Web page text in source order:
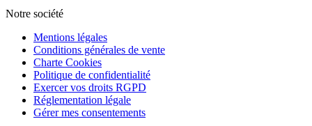
Notre société
Mentions légales
Conditions générales de vente
Charte Cookies
Politique de confidentialité
Exercer vos droits RGPD
Réglementation légale
Gérer mes consentements